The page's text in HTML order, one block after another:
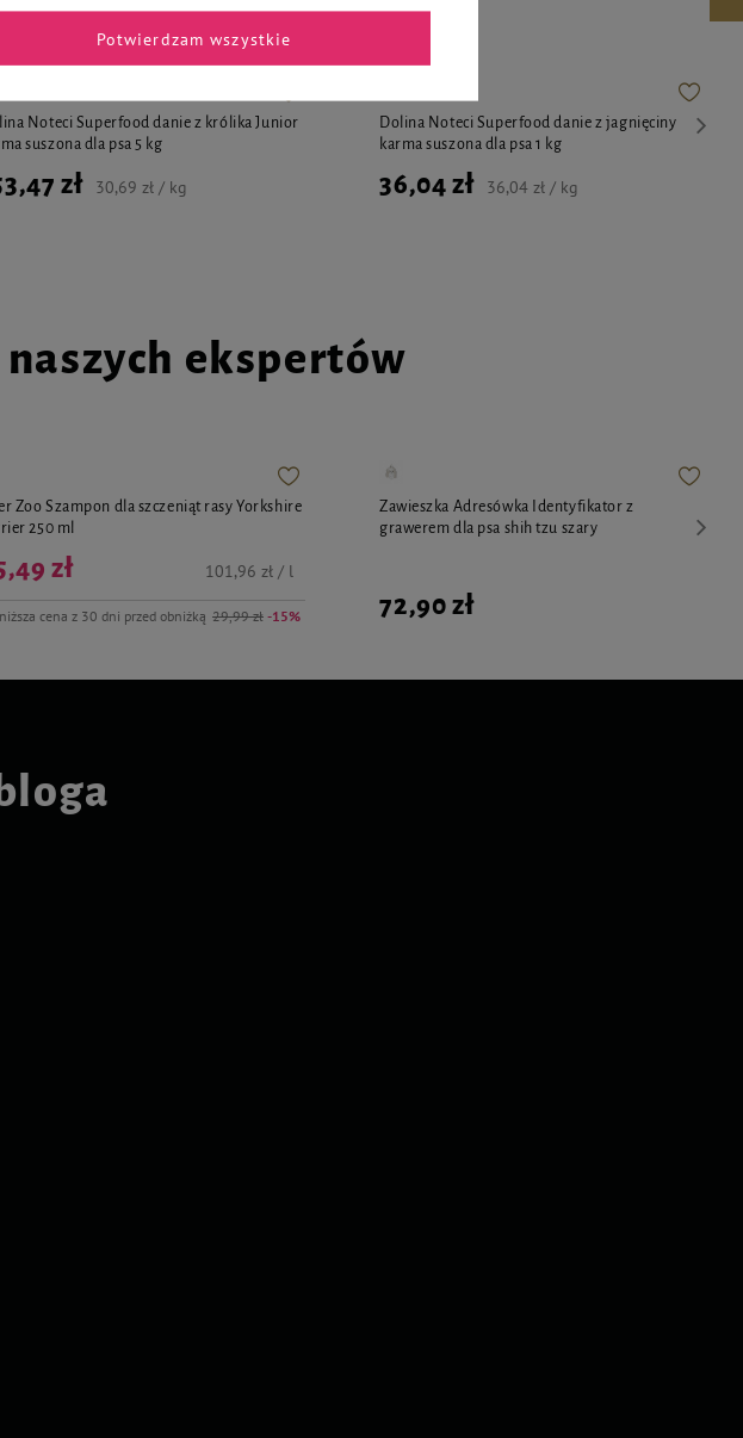
Noteci Superfood danie z królika Junior
suszona dla psa 5 kg
zł 30,69 zł / kg
Dolina Noteci Superfood danie z jagnięciny
karma suszona dla psa 1 kg
36,04 zł 36,04 zł / kg
ekspertów
Zoo Szampon dla szczeniąt rasy Yorkshire
250 ml
cena z 30 dni przed obniżką 29,99 zł -15%
zł 101,96 zł / l
Zawieszka Adresówka Identyfikator z
grawerem dla psa shih tzu szary
72,90 zł
Potwierdzam wszystkie